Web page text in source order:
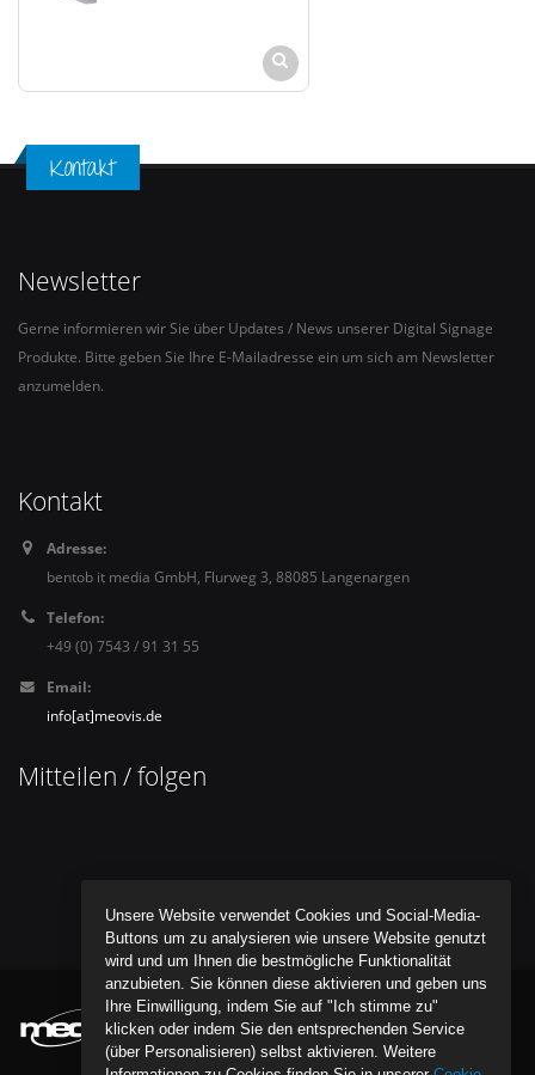
Kontakt
Newsletter
Gerne informieren wir Sie über Updates / News unserer Digital Signage
Produkte. Bitte geben Sie Ihre E-Mailadresse ein um sich am Newsletter
anzumelden.
Kontakt
Adresse:
bentob it media GmbH, Flurweg 3, 88085 Langenargen
Telefon:
+49 (0) 7543 / 91 31 55
Email:
info[at]meovis.de
Mitteilen / folgen
Unsere Website verwendet Cookies und Social-Media-
Buttons um zu analysieren wie unsere Website genutzt
wird und um Ihnen die bestmögliche Funktionalität
anzubieten. Sie können diese aktivieren und geben uns
Ihre Einwilligung, indem Sie auf "Ich stimme zu"
klicken oder indem Sie den entsprechenden Service
(über Personalisieren) selbst aktivieren. Weitere